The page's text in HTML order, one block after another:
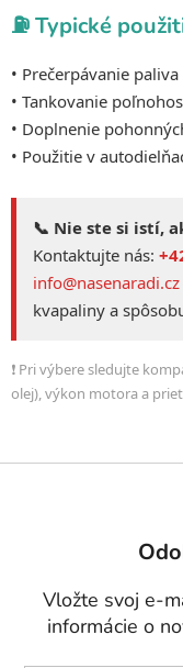
⛽ Typické
• Prečerpávanie
• Tankovanie
• Doplnenie
• Použitie v
📞 Nie ste si istí,
Kontaktujte nás:
info@nasenaradi.cz
kvapaliny a
❗ Pri výbere sledujte
olej), výkon motora a
Vložte svoj e-
informácie o